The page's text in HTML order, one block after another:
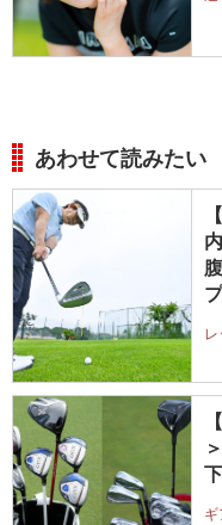
あわせて読みたい
レ
ギ